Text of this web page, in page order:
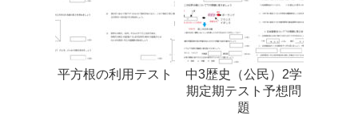
平方根の利用テスト
中3歴史（公民）2学
期定期テスト予想問
題